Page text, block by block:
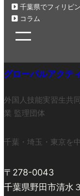
千葉県でフィリピ
コラム
グローバルアクテ
外国人技能実習生共
業 監理団体
千葉・埼玉・東京を
〒278-0043
千葉県野田市清水